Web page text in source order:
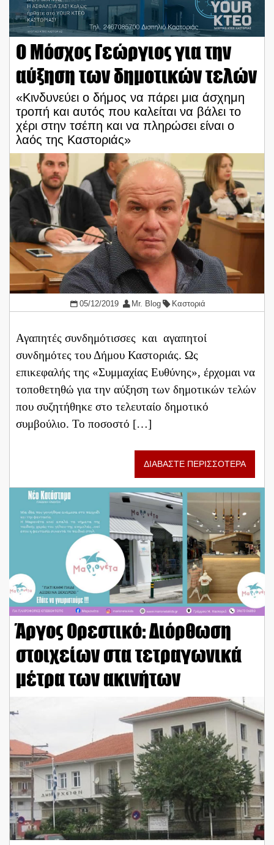
Ο Μόσχος Γεώργιος για την
αύξηση των δημοτικών τελών
«Κινδυνεύει ο δήμος να πάρει μια άσχημη
τροπή και αυτός που καλείται να βάλει το
χέρι στην τσέπη και να πληρώσει είναι ο
λαός της Καστοριάς»
05/12/2019 Mr. Blog Καστοριά
Αγαπητές συνδημότισσες και αγαπητοί
συνδημότες του Δήμου Καστοριάς. Ως
επικεφαλής της «Συμμαχίας Ευθύνης», έρχομαι να
τοποθετηθώ για την αύξηση των δημοτικών τελών
που συζητήθηκε στο τελευταίο δημοτικό
συμβούλιο. Το ποσοστό […]
ΔΙΑΒΑΣΤΕ ΠΕΡΙΣΣΟΤΕΡΑ
Άργος Ορεστικό: Διόρθωση
στοιχείων στα τετραγωνικά
μέτρα των ακινήτων